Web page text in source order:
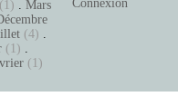
(1) . Mars
(4) .
(1) .
(1)
Connexion